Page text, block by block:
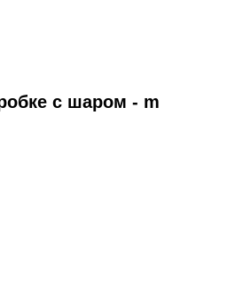
с шаром - m